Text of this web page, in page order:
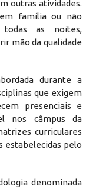
outras atividades.
família ou não
todas as noites,
mão da qualidade
durante a
que exigem
presenciais e
nos câmpus da
curriculares
estabelecidas pelo
denominada